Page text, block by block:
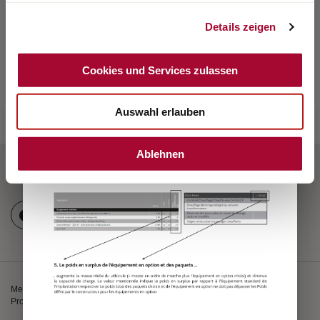
Details zeigen
Cookies und Services zulassen
Auswahl erlauben
Ablehnen
Mentions légales
Informations relatives aux poids
Protection des données